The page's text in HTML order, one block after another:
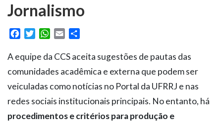
Jornalismo
FacebookTwitterWhatsApp
Email
A equipe da CCS aceita sugestões de pautas das
comunidades acadêmica e externa que podem ser
veiculadas como notícias no Portal da UFRRJ e nas
redes sociais institucionais principais. No entanto, há
procedimentos e critérios para produção e